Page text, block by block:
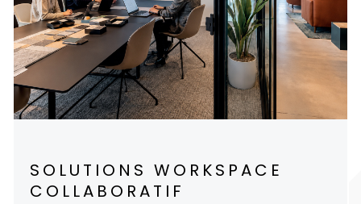
SOLUTIONS WORKSPACE
COLLABORATIF